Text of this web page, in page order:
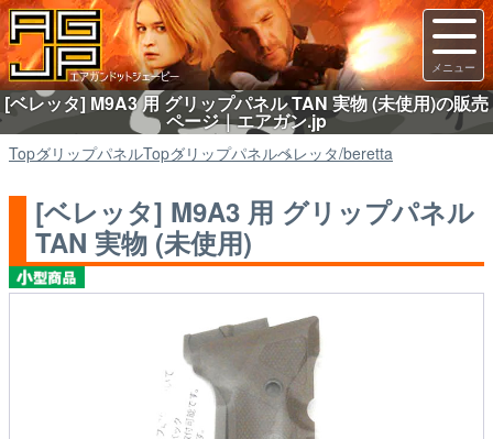
[ベレッタ] M9A3 用 グリップパネル TAN 実物 (未使用)の販売
ページ｜エアガン.jp
TopグリップパネルTopグリップパネルベレッタ/beretta
[ベレッタ] M9A3 用 グリップパネル
TAN 実物 (未使用)